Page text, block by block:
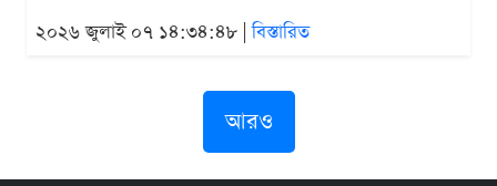
২০২৬ জুলাই ০৭ ১৪:৩৪:৪৮ |বিস্তারিত
আরও